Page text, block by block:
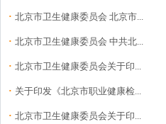
· 北京市卫生健康委员会 北京市...
· 北京市卫生健康委员会 中共北...
· 北京市卫生健康委员会关于印...
· 关于印发《北京市职业健康检...
· 北京市卫生健康委员会关于印...